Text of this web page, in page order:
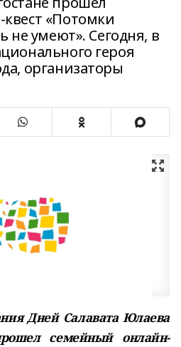
«Потомки
не умеют». Сегодня, в
героя
организаторы
Дней Салавата Юлаева
семейный онлайн-